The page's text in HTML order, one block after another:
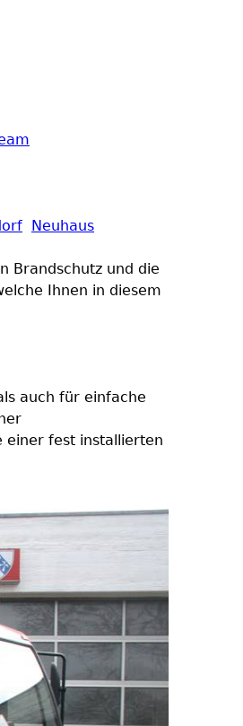
Neuhaus
Brandschutz und die
Ihnen in diesem
auch für einfache
einer fest installierten